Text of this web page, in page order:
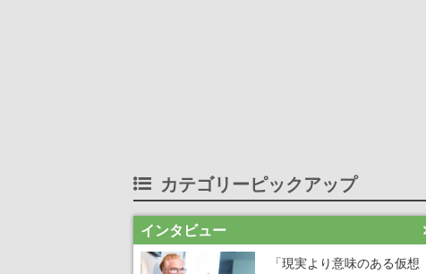
カテゴリーピックアップ
インタビュー
「現実より意味のある仮想